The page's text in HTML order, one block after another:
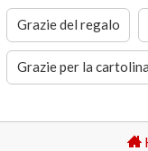
Grazie del regalo
Grazie per la cartolina